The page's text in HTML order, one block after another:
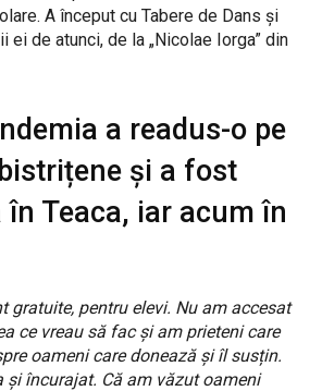
A început cu Tabere de Dans și
ei de atunci, de la „Nicolae Iorga” din
a readus-o pe
și a fost
Teaca, iar acum în
gratuite, pentru elevi. Nu am accesat
ce vreau să fac și am prieteni care
oameni care donează și îl susțin.
și încurajat. Că am văzut oameni